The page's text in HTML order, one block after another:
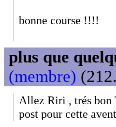
bonne course !!!!
plus que
(membre)
Allez Riri , trés bon
post pour cette